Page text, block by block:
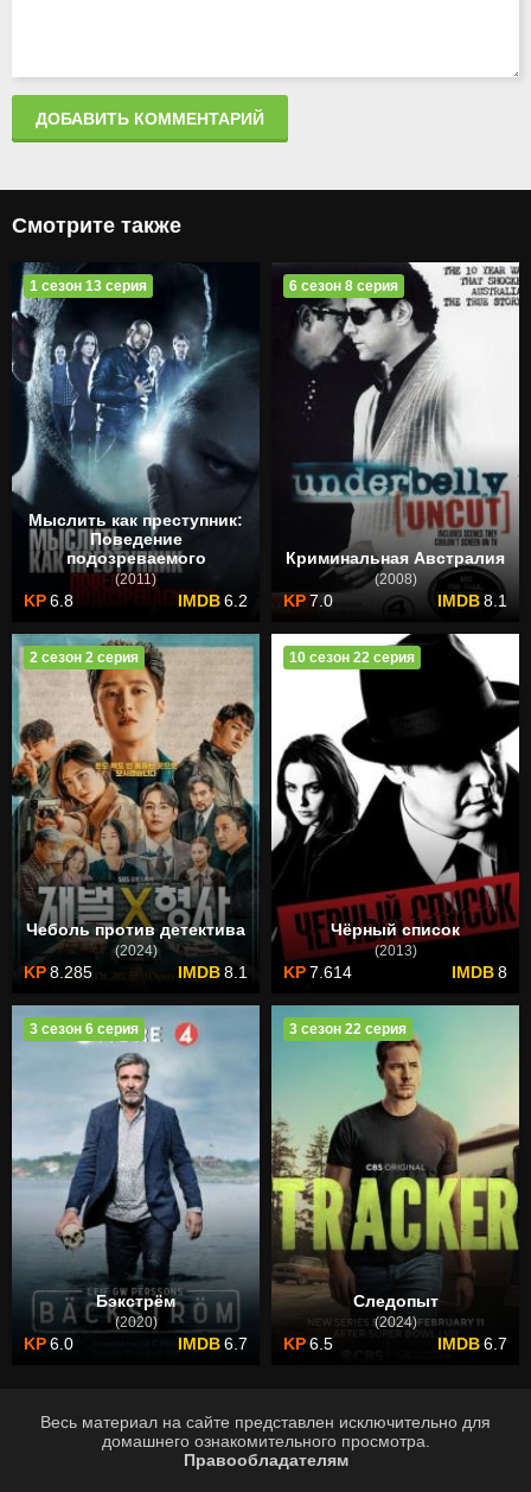
ДОБАВИТЬ КОММЕНТАРИЙ
Смотрите также
Мыслить как преступник:
Поведение
подозреваемого
(2011)
6.8 6.2
1 сезон 13 серия
Криминальная Австралия
(2008)
7.0 8.1
6 сезон 8 серия
Чеболь против детектива
(2024)
8.285 8.1
2 сезон 2 серия
Чёрный список
(2013)
7.614 8
10 сезон 22 серия
Бэкстрём
(2020)
6.0 6.7
3 сезон 6 серия
Следопыт
(2024)
6.5 6.7
3 сезон 22 серия
Весь материал на сайте представлен исключительно для
домашнего ознакомительного просмотра.
Правообладателям